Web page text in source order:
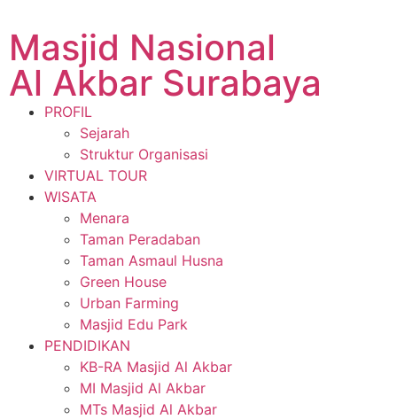
Masjid Nasional
Al Akbar Surabaya
PROFIL
Sejarah
Struktur Organisasi
VIRTUAL TOUR
WISATA
Menara
Taman Peradaban
Taman Asmaul Husna
Green House
Urban Farming
Masjid Edu Park
PENDIDIKAN
KB-RA Masjid Al Akbar
MI Masjid Al Akbar
MTs Masjid Al Akbar